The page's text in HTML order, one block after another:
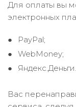
Для оплаты вы
электронных
PayPal;
WebMoney;
Яндекс.Деньги.
Вас